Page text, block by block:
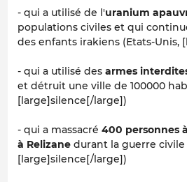
- qui a utilisé de l'uranium
populations civiles et qui
des enfants irakiens (Etats-Unis,
- qui a utilisé des armes
et détruit une ville de 100000
[large]silence[/large])
- qui a massacré 400 personnes
à Relizane durant la guerre civile
[large]silence[/large])